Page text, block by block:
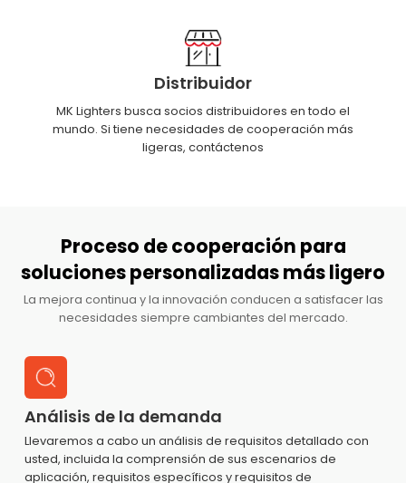
Distribuidor
MK Lighters busca socios distribuidores en todo el
mundo. Si tiene necesidades de cooperación más
ligeras, contáctenos
Proceso de cooperación para
soluciones personalizadas más ligero
La mejora continua y la innovación conducen a satisfacer las
necesidades siempre cambiantes del mercado.
Análisis de la demanda
Llevaremos a cabo un análisis de requisitos detallado con
usted, incluida la comprensión de sus escenarios de
aplicación, requisitos específicos y requisitos de